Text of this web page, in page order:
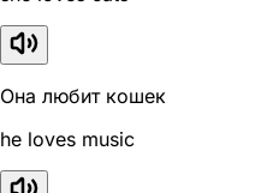
Она любит кошек
he loves music